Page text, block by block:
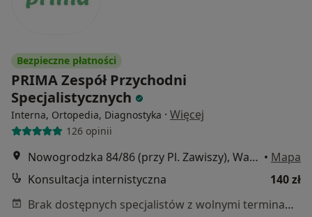
Bezpieczne płatności
PRIMA Zespół Przychodni
Specjalistycznych
Interna, Ortopedia, Diagnostyka · Więcej
126 opinii
Nowogrodzka 84/86 (przy Pl. Zawiszy), Warszawa • Mapa
Konsultacja internistyczna
140 zł
Brak dostępnych specjalistów z wolnymi terminami w tym centrum medycznym.